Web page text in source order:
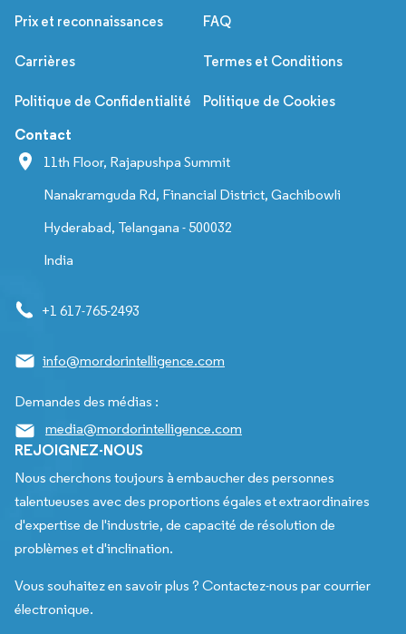
Prix et reconnaissances FAQ
Carrières Termes et Conditions
Politique de Confidentialité Politique de Cookies
Contact
11th Floor, Rajapushpa Summit
Nanakramguda Rd, Financial District, Gachibowli
Hyderabad, Telangana - 500032
India
+1 617-765-2493
info@mordorintelligence.com
Demandes des médias :
media@mordorintelligence.com
REJOIGNEZ-NOUS
Nous cherchons toujours à embaucher des personnes
talentueuses avec des proportions égales et extraordinaires
d'expertise de l'industrie, de capacité de résolution de
problèmes et d'inclination.
Vous souhaitez en savoir plus ? Contactez-nous par courrier
électronique.